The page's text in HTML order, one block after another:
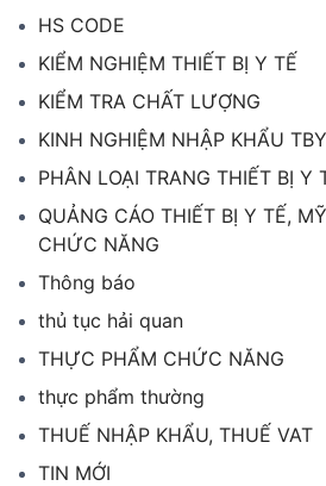
HS CODE
KIỂM NGHIỆM THIẾT BỊ Y TẾ
KIỂM TRA CHẤT LƯỢNG
KINH NGHIỆM NHẬP KHẨU
PHÂN LOẠI TRANG THIẾT BỊ Y
QUẢNG CÁO THIẾT BỊ Y TẾ,
CHỨC NĂNG
Thông báo
thủ tục hải quan
THỰC PHẨM CHỨC NĂNG
thực phẩm thường
THUẾ NHẬP KHẨU, THUẾ VAT
TIN MỚI